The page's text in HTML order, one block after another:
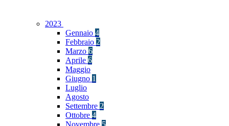
2023
Gennaio 4
Febbraio 2
Marzo 6
Aprile 6
Maggio
Giugno 1
Luglio
Agosto
Settembre 2
Ottobre 4